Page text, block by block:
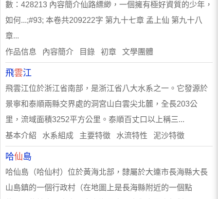
數：428213 內容簡介仙路縹緲，一個擁有極好資質的少年，
如何...;#93; 本卷共209222字 第九十七章 孟上仙 第九十八
章...
作品信息 內容簡介 目錄 初章 文學團體
飛雲江
飛雲江位於浙江省南部，是浙江省八大水系之一。它發源於
景寧和泰順兩縣交界處的洞宮山白雲尖北麓，全長203公
里，流域面積3252平方公里。泰順百丈口以上稱三...
基本介紹 水系組成 主要特徵 水流特性 泥沙特徵
哈仙島
哈仙島（哈仙村）位於黃海北部，隸屬於大連市長海縣大長
山島鎮的一個行政村（在地圖上是長海縣附近的一個點